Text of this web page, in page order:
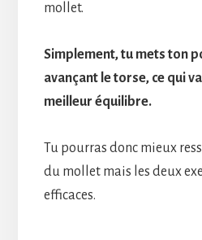
mollet.
Simplement, tu mets ton
avançant le torse, ce qui
meilleur équilibre.
Tu pourras donc mieux
du mollet mais les deux
efficaces.